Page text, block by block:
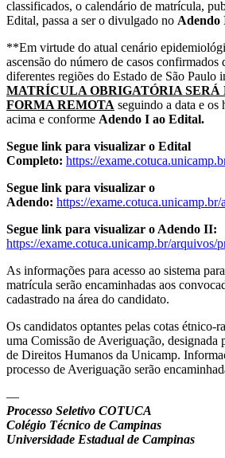
classificados, o calendário de matrícula,
Edital, passa a ser o divulgado no Adendo
**Em virtude do atual cenário
ascensão do número de casos
diferentes regiões do Estado de São Paulo
MATRÍCULA OBRIGATÓRIA
FORMA REMOTA seguindo a data e
acima e conforme Adendo I ao Edital.
Segue link para visualizar o Edital
Completo: https://
Segue link para visualizar o
Adendo: https://
Segue link para visualizar o Adendo II:
https://exame.cotuca.unicamp.br/
As informações para acesso ao sistema
matrícula serão encaminhadas aos
cadastrado na área do candidato.
Os candidatos optantes pelas cotas étnico-
uma Comissão de Averiguação,
de Direitos Humanos da Unicamp.
processo de Averiguação serão
—
Processo Seletivo COTUCA
Colégio Técnico de Campinas
Universidade Estadual de Campinas